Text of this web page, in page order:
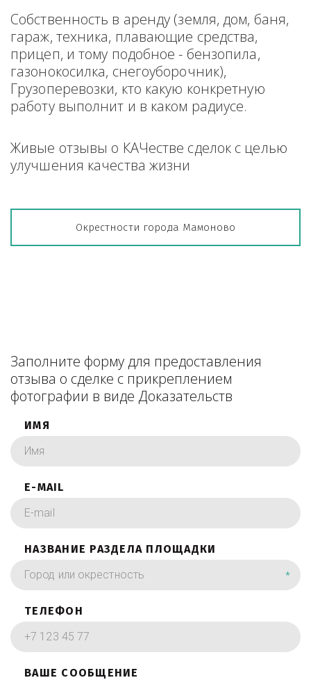
Собственность в аренду (земля, дом, баня,
гараж, техника, плавающие средства,
прицеп, и тому подобное - бензопила,
газонокосилка, снегоуборочник),
Грузоперевозки, кто какую конкретную
работу выполнит и в каком радиусе.
Живые отзывы о КАЧестве сделок с целью
улучшения качества жизни
Окрестности города Мамоново
Заполните форму для предоставления
отзыва о сделке с прикреплением
фотографии в виде Доказательств
ИМЯ
E-MAIL
НАЗВАНИЕ РАЗДЕЛА ПЛОЩАДКИ
*
ТЕЛЕФОН
ВАШЕ СООБЩЕНИЕ